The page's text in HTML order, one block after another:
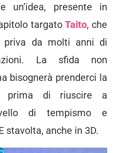
un’idea, presente in
targatoTaito, che
priva da molti anni di
La sfida non
bisognerà prenderci la
prima di riuscire a
di tempismo e
stavolta, anche in 3D.